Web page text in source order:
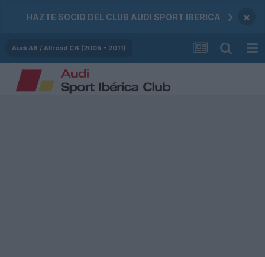
HAZTE SOCIO DEL CLUB AUDI SPORT IBERICA ×
Audi A6 / Allroad C6 (2005 - 2011)